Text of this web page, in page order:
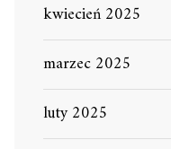
kwiecień 2025
marzec 2025
luty 2025